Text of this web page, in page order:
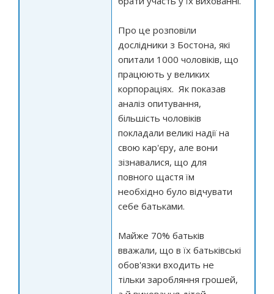
Про це розповіли
дослідники з Бостона, які
опитали 1000 чоловіків, що
працюють у великих
корпораціях. Як показав
аналіз опитування,
більшість чоловіків
покладали великі надії на
свою кар'єру, але вони
зізнавалися, що для
повного щастя їм
необхідно було відчувати
себе батьками.
Майже 70% батьків
вважали, що в їх батьківські
обов'язки входить не
тільки заробляння грошей,